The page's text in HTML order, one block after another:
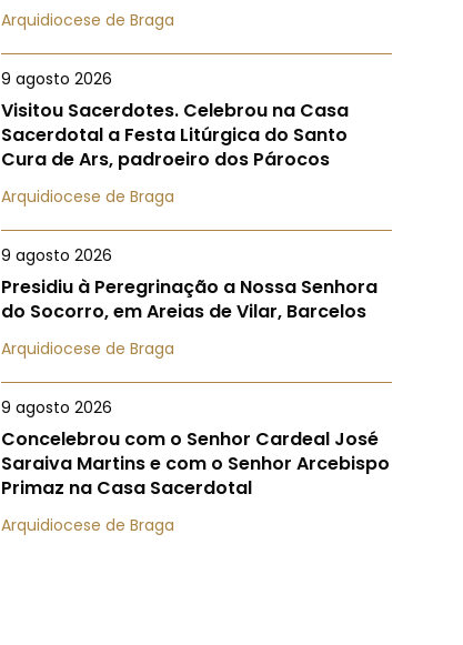
Arquidiocese de Braga
9 agosto 2026
Visitou Sacerdotes. Celebrou na Casa
Sacerdotal a Festa Litúrgica do Santo
Cura de Ars, padroeiro dos Párocos
Arquidiocese de Braga
9 agosto 2026
Presidiu à Peregrinação a Nossa Senhora
do Socorro, em Areias de Vilar, Barcelos
Arquidiocese de Braga
9 agosto 2026
Concelebrou com o Senhor Cardeal José
Saraiva Martins e com o Senhor Arcebispo
Primaz na Casa Sacerdotal
Arquidiocese de Braga